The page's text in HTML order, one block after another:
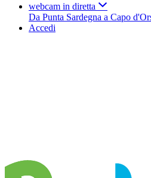
webcam in diretta
Da Punta Sardegna a Capo
Accedi